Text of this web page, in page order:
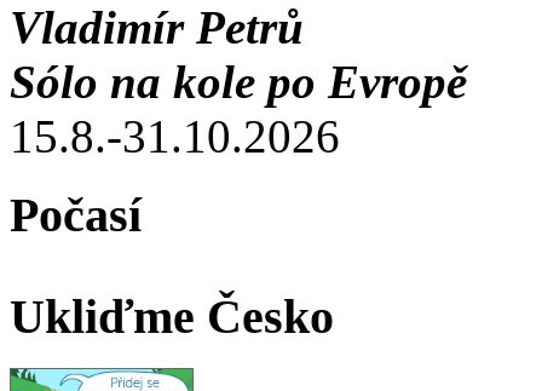
Vladimír Petrů
Sólo na kole po Evropě
15.8.-31.10.2026
Počasí
Ukliďme Česko